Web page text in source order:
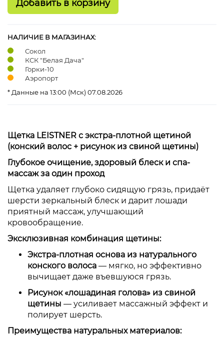
НАЛИЧИЕ В МАГАЗИНАХ:
Сокол
КСК "Белая Дача"
Горки-10
Аэропорт
* Данные на 13:00 (Мск) 07.08.2026
Щетка LEISTNER с экстра-плотной щетиной
(конский волос + рисунок из свиной щетины)
Глубокое очищение, здоровый блеск и спа-
массаж за один проход
Щетка удаляет глубоко сидящую грязь, придаёт
шерсти зеркальный блеск и дарит лошади
приятный массаж, улучшающий
кровообращение.
Эксклюзивная комбинация щетины:
Экстра-плотная основа из натурального
конского волоса — мягко, но эффективно
вычищает даже въевшуюся грязь.
Рисунок «лошадиная голова» из свиной
щетины — усиливает массажный эффект и
полирует шерсть.
Преимущества натуральных материалов: